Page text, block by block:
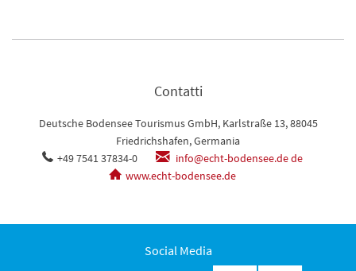
Contatti
Deutsche Bodensee Tourismus GmbH, Karlstraße 13, 88045
Friedrichshafen, Germania
+49 7541 37834-0
info@echt-bodensee.de de
www.echt-bodensee.de
Social Media